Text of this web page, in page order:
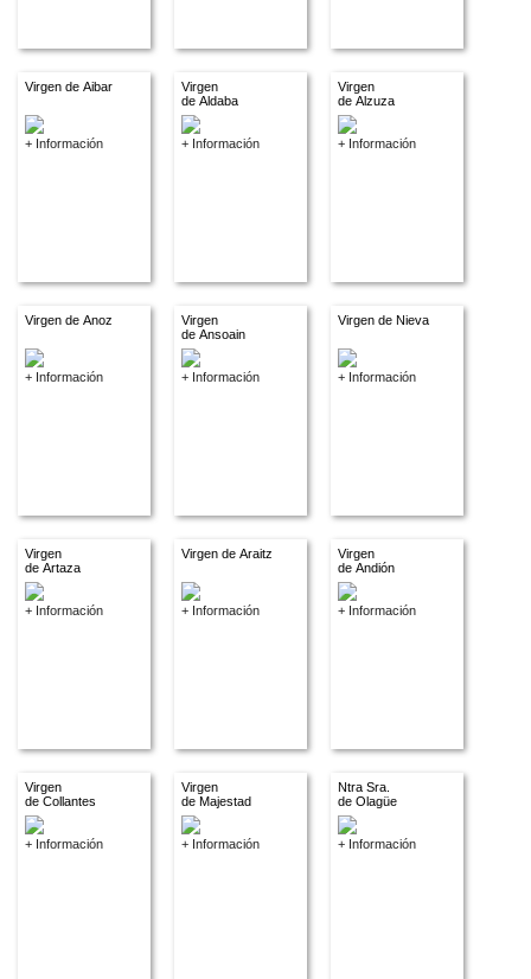
Virgen de Aibar
+ Información
Virgen
de Aldaba
+ Información
Virgen
de Alzuza
+ Información
Virgen de Anoz
+ Información
Virgen
de Ansoain
+ Información
Virgen de Nieva
+ Información
Virgen
de Artaza
+ Información
Virgen de Araitz
+ Información
Virgen
de Andión
+ Información
Virgen
de Collantes
+ Información
Virgen
de Majestad
+ Información
Ntra Sra.
de Olagüe
+ Información